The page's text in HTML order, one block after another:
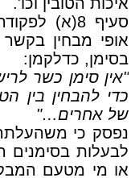
סעיף 8(א)
אופי מבחין בקשר
בסימן, כדלקמן:
"אין סימן כשר
כדי להבחין בין
של אחרים…"
נפסק כי
לבעלות בסימנים
או מי מטעם